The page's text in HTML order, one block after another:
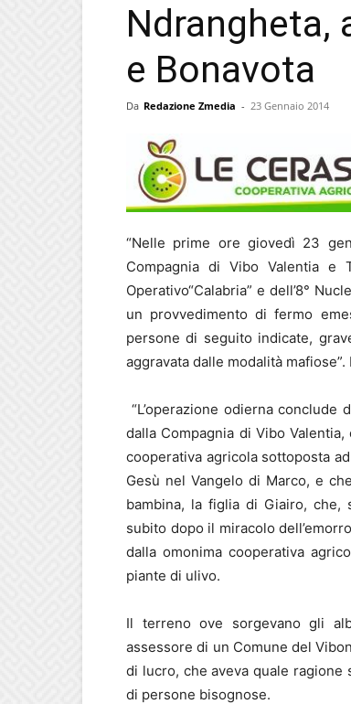
Ndrangheta,
e Bonavota
Da Redazione Zmedia - 23 Gennaio 2014
“Nelle prime ore giovedì 23
Compagnia di Vibo Valentia e
Operativo“Calabria” e dell’8°
un provvedimento di fermo
persone di seguito indicate,
aggravata dalle modalità
“L’operazione odierna
dalla Compagnia di Vibo Valentia,
cooperativa agricola sottoposta
Gesù nel Vangelo di Marco, e
bambina, la figlia di Giairo, che,
subito dopo il miracolo
dalla omonima cooperativa
piante di ulivo.
Il terreno ove sorgevano gli
assessore di un Comune del
di lucro, che aveva quale ragione
di persone bisognose.